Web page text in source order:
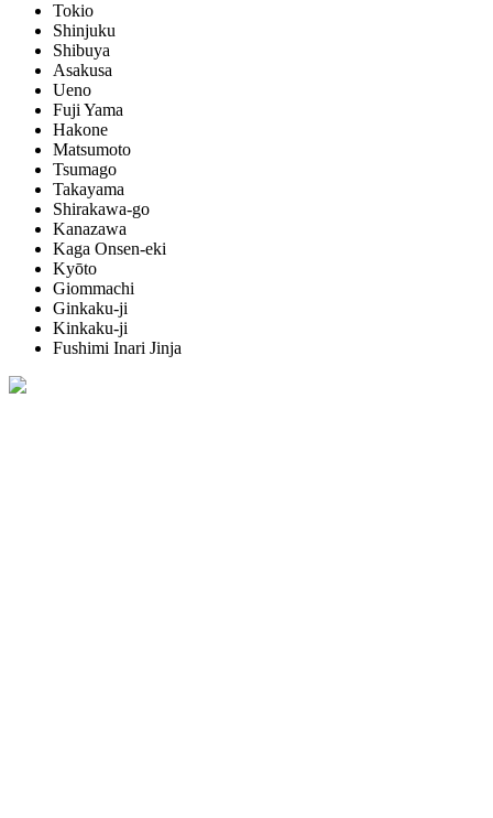
Tokio
Shinjuku
Shibuya
Asakusa
Ueno
Fuji Yama
Hakone
Matsumoto
Tsumago
Takayama
Shirakawa-go
Kanazawa
Kaga Onsen-eki
Kyōto
Giommachi
Ginkaku-ji
Kinkaku-ji
Fushimi Inari Jinja